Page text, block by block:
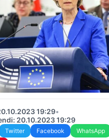
19:29•
20.10.2023 19:29
Twitter Facebook WhatsApp